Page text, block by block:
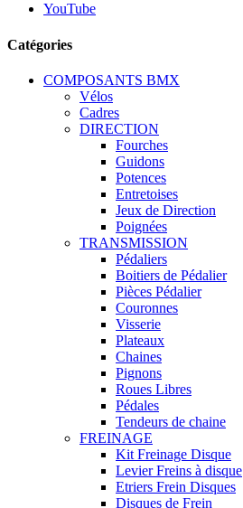
YouTube
Catégories
COMPOSANTS BMX
Vélos
Cadres
DIRECTION
Fourches
Guidons
Potences
Entretoises
Jeux de Direction
Poignées
TRANSMISSION
Pédaliers
Boitiers de Pédalier
Pièces Pédalier
Couronnes
Visserie
Plateaux
Chaines
Pignons
Roues Libres
Pédales
Tendeurs de chaine
FREINAGE
Kit Freinage Disque
Levier Freins à disque
Etriers Frein Disques
Disques de Frein